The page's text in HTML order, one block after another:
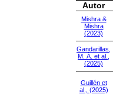
Autor
Mishra &
Mishra
(2023)
Gandarillas,
M. Á. et al.,
(2025)
Guillén et
al., (2025)